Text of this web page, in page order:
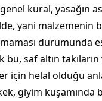
kural, yasağın
yani malzemenin
durumunda
bu, saf altın
için helal olduğu
giyim kuşamında